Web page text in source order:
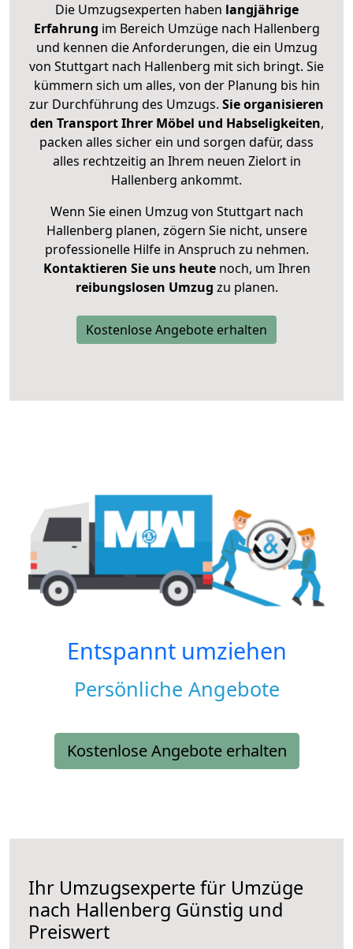
Die Umzugsexperten haben langjährige
Erfahrung im Bereich Umzüge nach Hallenberg
und kennen die Anforderungen, die ein Umzug
von Stuttgart nach Hallenberg mit sich bringt. Sie
kümmern sich um alles, von der Planung bis hin
zur Durchführung des Umzugs. Sie organisieren
den Transport Ihrer Möbel und Habseligkeiten,
packen alles sicher ein und sorgen dafür, dass
alles rechtzeitig an Ihrem neuen Zielort in
Hallenberg ankommt.
Wenn Sie einen Umzug von Stuttgart nach
Hallenberg planen, zögern Sie nicht, unsere
professionelle Hilfe in Anspruch zu nehmen.
Kontaktieren Sie uns heutenoch, um Ihren
reibungslosen Umzug zu planen.
Kostenlose Angebote erhalten
Entspannt umziehen
Persönliche Angebote
Kostenlose Angebote erhalten
Ihr Umzugsexperte für Umzüge
nach Hallenberg Günstig und
Preiswert